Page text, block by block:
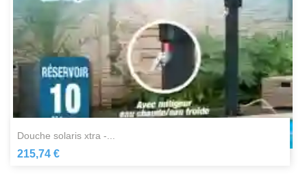
douche solaris xtra -...
215,74 €